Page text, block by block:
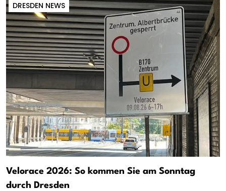
DRESDEN NEWS
Velorace 2026: So kommen Sie am Sonntag
durch Dresden